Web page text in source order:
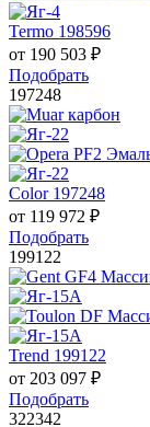
Termo 198596
от 190 503 ₽
Подобрать
197248
Color 197248
от 119 972 ₽
Подобрать
199122
Trend 199122
от 203 097 ₽
Подобрать
322342